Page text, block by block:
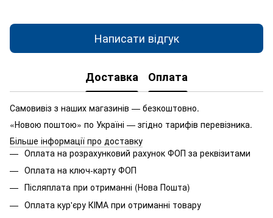
Написати відгук
Доставка Оплата
Самовивіз з наших магазинів — безкоштовно.
«Новою поштою» по Україні — згідно тарифів перевізника.
Більше інформації про доставку
Оплата на розрахунковий рахунок ФОП за реквізитами
Оплата на ключ-карту ФОП
Післяплата при отриманні (Нова Пошта)
Оплата кур'єру КІМА при отриманні товару